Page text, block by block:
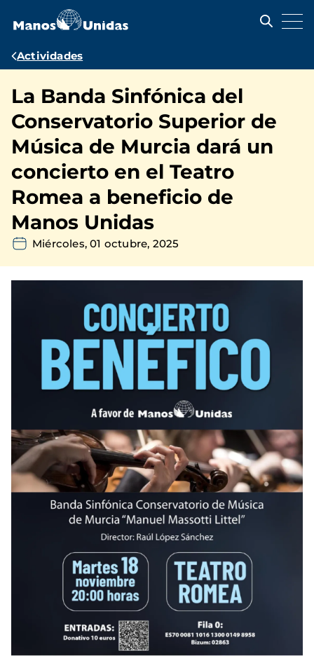
contenido
Ruta
navegación
Actividades
La Banda Sinfónica del
Conservatorio Superior de
Música de Murcia dará un
concierto en el Teatro
Romea a beneficio de
Manos Unidas
Miércoles, 01 octubre, 2025